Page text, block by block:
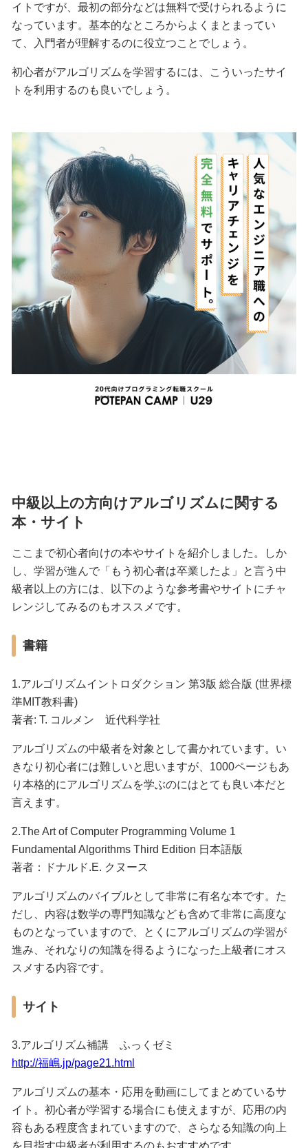
イトですが、最初の部分などは無料で受けられるように
なっています。基本的なところからよくまとまってい
て、入門者が理解するのに役立つことでしょう。
初心者がアルゴリズムを学習するには、こういったサイ
トを利用するのも良いでしょう。
中級以上の方向けアルゴリズムに関する
本・サイト
ここまで初心者向けの本やサイトを紹介しました。しか
し、学習が進んで「もう初心者は卒業したよ」と言う中
級者以上の方には、以下のような参考書やサイトにチャ
レンジしてみるのもオススメです。
書籍
1.アルゴリズムイントロダクション 第3版 総合版 (世界標
準MIT教科書)
著者: T. コルメン 近代科学社
アルゴリズムの中級者を対象として書かれています。い
きなり初心者には難しいと思いますが、1000ページもあ
り本格的にアルゴリズムを学ぶのにはとても良い本だと
言えます。
2.The Art of Computer Programming Volume 1
Fundamental Algorithms Third Edition 日本語版
著者：ドナルド.E. クヌース
アルゴリズムのバイブルとして非常に有名な本です。た
だし、内容は数学の専門知識なども含めて非常に高度な
ものとなっていますので、とくにアルゴリズムの学習が
進み、それなりの知識を得るようになった上級者にオス
スメする内容です。
サイト
3.アルゴリズム補講 ふっくゼミ
http://福嶋.jp/page21.html
アルゴリズムの基本・応用を動画にしてまとめているサ
イト。初心者が学習する場合にも使えますが、応用の内
容もある程度含まれていますので、さらなる知識の向上
を目指す中級者が利用するのもおすすめです。